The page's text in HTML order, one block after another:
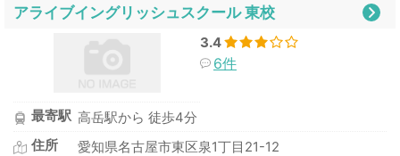
アライブイングリッシュスクール 東校
3.4
6件
最寄駅 高岳駅から 徒歩4分
住所
愛知県名古屋市東区泉1丁目21-12